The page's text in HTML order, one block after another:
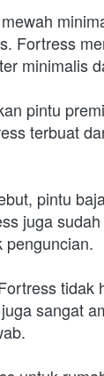
Fortress
minimalis
pintu
terbuat
pintu
juga
penguncian.
sangat